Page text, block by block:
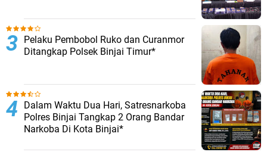
Pelaku Pembobol Ruko dan Curanmor
Ditangkap Polsek Binjai Timur*
Dalam Waktu Dua Hari, Satresnarkoba
Polres Binjai Tangkap 2 Orang Bandar
Narkoba Di Kota Binjai*